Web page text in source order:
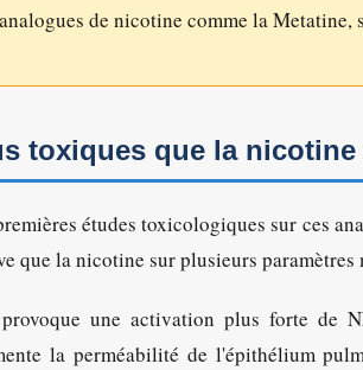
de nicotine comme la Metatine,
toxiques que la
études toxicologiques sur ces
que la nicotine sur plusieurs paramètres
une activation plus forte de
la perméabilité de l'épithélium